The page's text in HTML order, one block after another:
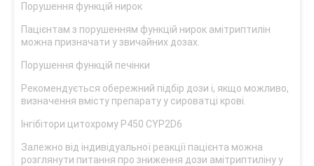
Порушення функцій нирок
Пацієнтам з порушенням функцій нирок амітриптилін
можна призначати у звичайних дозах.
Порушення функцій печінки
Рекомендується обережний підбір дози і, якщо можливо,
визначення вмісту препарату у сироватці крові.
Інгібітори цитохрому P450 CYP2D6
Залежно від індивідуальної реакції пацієнта можна
розглянути питання про зниження дози амітриптиліну у